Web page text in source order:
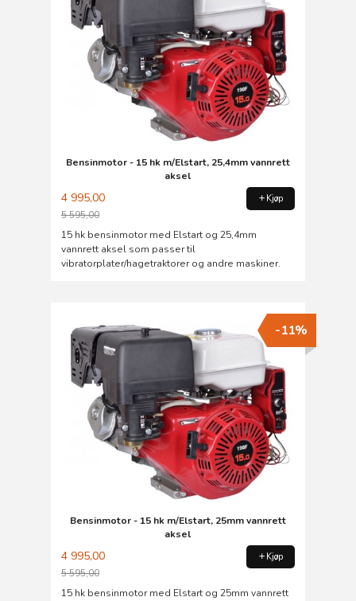
Bensinmotor - 15 hk m/Elstart, 25,4mm vannrett
aksel
4 995,00
5 595,00
Rabatt
Kjøp
15 hk bensinmotor med Elstart og 25,4mm
vannrett aksel som passer til
vibratorplater/hagetraktorer og andre maskiner.
Bensinmotor - 15 hk m/Elstart, 25mm vannrett
aksel
4 995,00
5 595,00
Rabatt
-11%
Kjøp
15 hk bensinmotor med Elstart og 25mm vannrett